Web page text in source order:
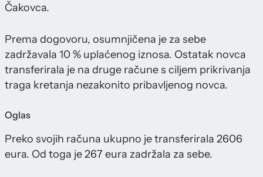
Čakovca.
Prema dogovoru, osumnjičena je za sebe
zadržavala 10 % uplaćenog iznosa. Ostatak novca
transferirala je na druge račune s ciljem prikrivanja
traga kretanja nezakonito pribavljenog novca.
Oglas
Preko svojih računa ukupno je transferirala 2606
eura. Od toga je 267 eura zadržala za sebe.